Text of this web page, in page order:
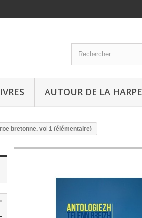
AUTOUR DE LA HARPE
bretonne, vol 1 (élémentaire)